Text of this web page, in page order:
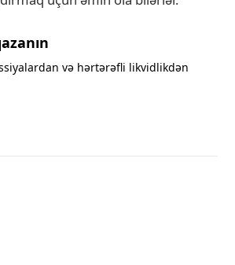
və hərtərəfli likvidlikdən